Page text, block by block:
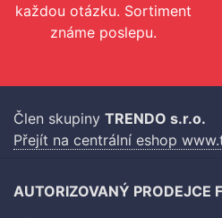
každou otázku. Sortiment
známe poslepu.
Člen skupiny TRENDO s.r.o.
Přejít na centrální eshop
AUTORIZOVANÝ PRODEJCE